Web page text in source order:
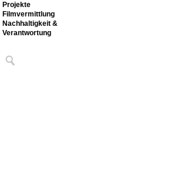
Projekte
Filmvermittlung
Nachhaltigkeit &
Verantwortung